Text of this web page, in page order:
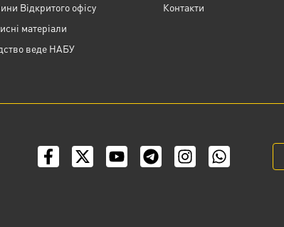
Відкритого офісу
матеріали
веде НАБУ
Контакти